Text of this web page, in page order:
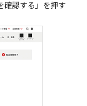
確認する」を押す